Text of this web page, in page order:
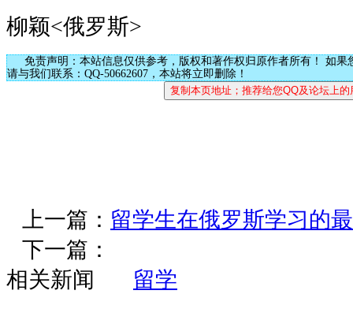
柳颖<俄罗斯>
免责声明：本站信息仅供参考，版权和著作权归原作者所有！ 如果
请与我们联系：QQ-50662607，本站将立即删除！
上一篇： 留学生在俄罗斯学习的
下一篇：
相关新闻
留学